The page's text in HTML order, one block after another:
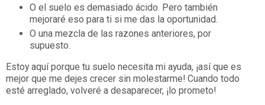
O el suelo es demasiado ácido. Pero también
mejoraré eso para ti si me das la oportunidad.
O una mezcla de las razones anteriores, por
supuesto.
Estoy aquí porque tu suelo necesita mi ayuda, ¡así que es
mejor que me dejes crecer sin molestarme! Cuando todo
esté arreglado, volveré a desaparecer, ¡lo prometo!